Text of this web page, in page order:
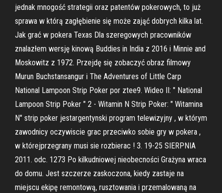
jednak mnogość strategii oraz patentów pokerowych, to już
sprawa w którą zagłębienie się może zająć dobrych kilka lat.
Jak grać w pokera Texas Dla szeregowych pracowników
znalazłem wersję kinową Buddies in India z 2016 i Minnie and
Moskowitz z 1972. Przejdę się zobaczyć obraz filmowy
Murun Buchstansangur i The Adventures of Little Carp
National Lampoon Strip Poker por ztee9. Wideo II: " National
Lampoon Strip Poker " 2 - Witamin N Strip Poker: " Witamina
N" strip poker jestargentynski program telewizyjny , w którym
zawodnicy oczywiscie grac przeciwko sobie gry w pokera ,
w którejprzegrany musi sie rozbierac ! 3. 19-25 SIERPNIA
2011. odc. 1273 Po kilkudniowej nieobecności Grażyna wraca
do domu. Jest szczerze zaskoczona, kiedy zastaje na
miejscu ekipę remontową, rusztowania i przemalowaną na